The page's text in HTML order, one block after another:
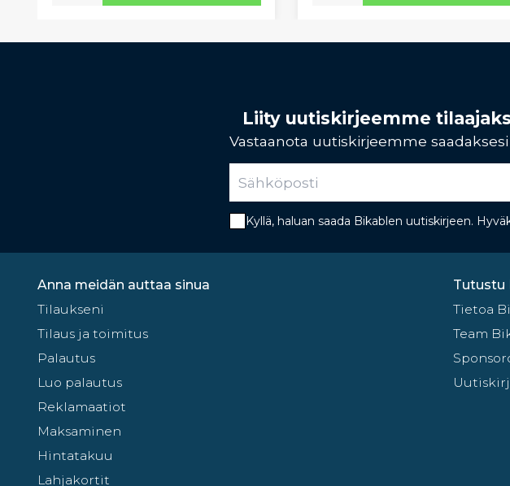
Liity uutiskirjeemme
Vastaanota uutiskirjeemme
Kyllä, haluan saada Bikablen uutiskirjeen.
Anna meidän auttaa sinua
Tilaukseni
Tilaus ja toimitus
Palautus
Luo palautus
Reklamaatiot
Maksaminen
Hintatakuu
Lahjakortit
Tutustu
Tietoa
Team